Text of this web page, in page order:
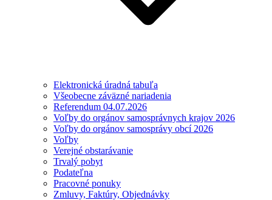
Elektronická úradná tabuľa
Všeobecne záväzné nariadenia
Referendum 04.07.2026
Voľby do orgánov samosprávnych krajov 2026
Voľby do orgánov samosprávy obcí 2026
Voľby
Verejné obstarávanie
Trvalý pobyt
Podateľna
Pracovné ponuky
Zmluvy, Faktúry, Objednávky